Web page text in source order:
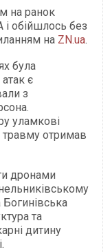
на ранок
і обійшлось без
на ZN.ua.
була
є
з
уламкові
травму отримав
дронами
Богинівська
та
дитину